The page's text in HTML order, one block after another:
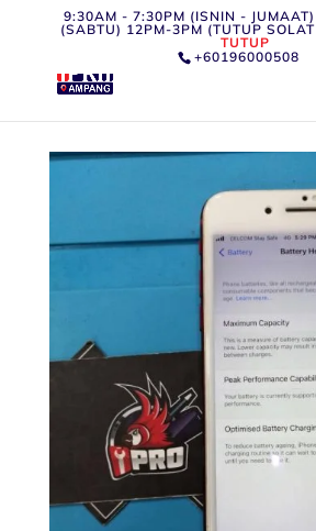
9:30AM - 7:30PM (ISNIN -
(SABTU) 12PM-3PM (TUTUP SOLAT
TUTUP
+60196000508